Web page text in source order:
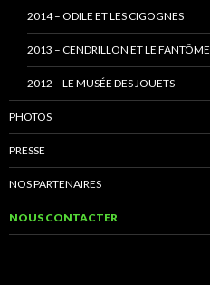
2014 – ODILE ET LES CIGOGNES
2013 – CENDRILLON ET LE FANTÔME
2012 – LE MUSÉE DES JOUETS
PHOTOS
PRESSE
NOS PARTENAIRES
NOUS CONTACTER